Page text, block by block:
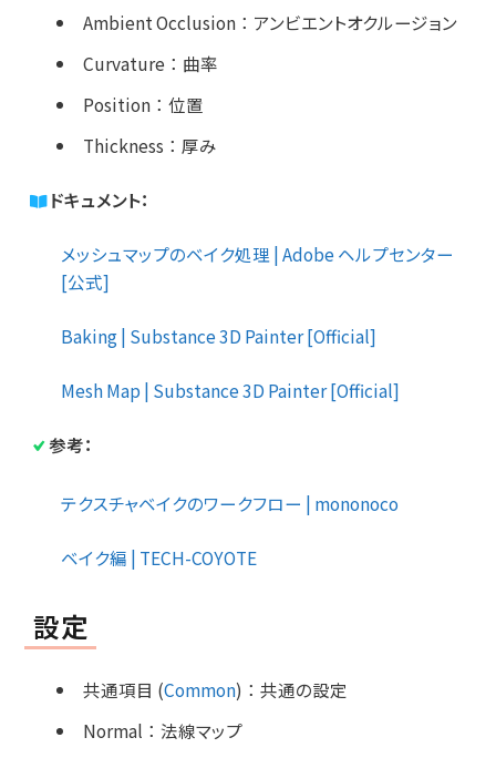
Ambient Occlusion： アンビエントオクルージョン
Curvature ： 曲率
Position： 位置
Thickness ： 厚み
ドキュメント：
メッシュマップのベイク処理 | Adobe ヘルプセンター
[公式]
Baking | Substance 3D Painter [Official]
Mesh Map | Substance 3D Painter [Official]
参考：
テクスチャベイクのワークフロー | mononoco
ベイク編 | TECH-COYOTE
設定
共通項目 (Common) ： 共通の設定
Normal ： 法線マップ